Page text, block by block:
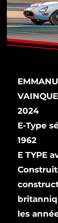
2024
E-Type
1962
E TYPE
les